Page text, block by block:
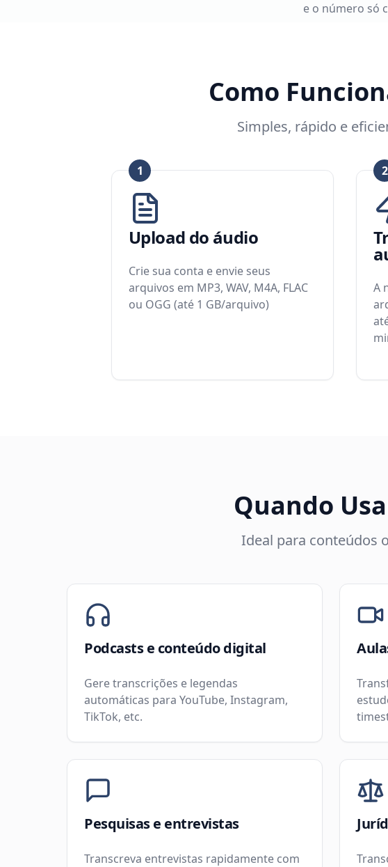
e o número só
Como
Simples, rápido e
1
Upload do áudio
Crie sua conta e envie seus
arquivos em MP3, WAV, M4A, FLAC
ou OGG (até 1 GB/arquivo)
2
A
Quando
Ideal para conteúdos
Podcasts e conteúdo digital
Gere transcrições e legendas
automáticas para YouTube, Instagram,
TikTok, etc.
Pesquisas e entrevistas
Transcreva entrevistas rapidamente com